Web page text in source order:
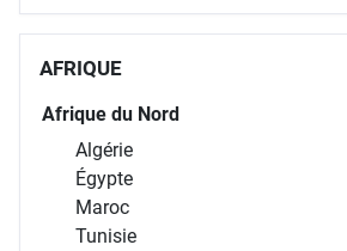
AFRIQUE
Afrique du Nord
Algérie
Égypte
Maroc
Tunisie